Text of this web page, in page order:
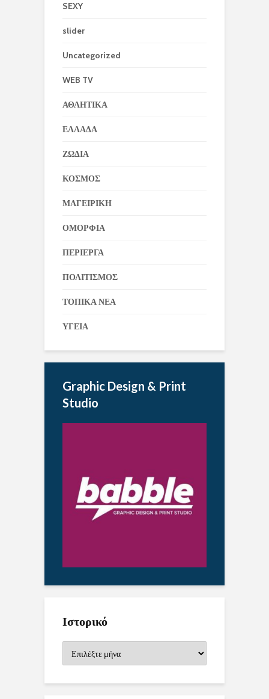
SEXY
slider
Uncategorized
WEB TV
ΑΘΛΗΤΙΚΑ
ΕΛΛΑΔΑ
ΖΩΔΙΑ
ΚΟΣΜΟΣ
ΜΑΓΕΙΡΙΚΗ
ΟΜΟΡΦΙΑ
ΠΕΡΙΕΡΓΑ
ΠΟΛΙΤΙΣΜΟΣ
ΤΟΠΙΚΑ ΝΕΑ
ΥΓΕΙΑ
Graphic Design & Print
Studio
Ιστορικό